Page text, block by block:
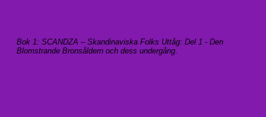
Bok 1: SCANDZA – Skandinaviska Folks Uttåg: Del 1 - Den
Blomstrande Bronsåldern och dess undergång.